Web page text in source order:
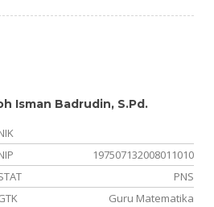
Isman Badrudin, S.Pd.
197507132008011010
PNS
Guru Matematika